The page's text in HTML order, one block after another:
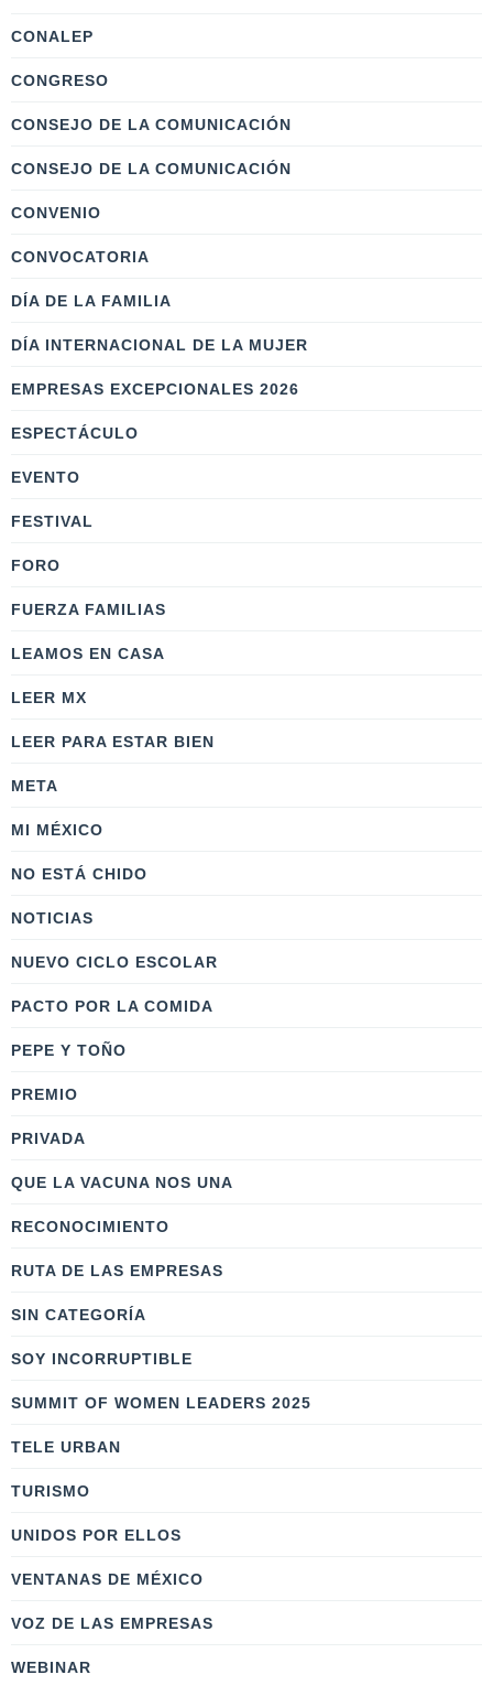
CONALEP
CONGRESO
CONSEJO DE LA COMUNICACIÓN
CONSEJO DE LA COMUNICACIÓN
CONVENIO
CONVOCATORIA
DÍA DE LA FAMILIA
DÍA INTERNACIONAL DE LA MUJER
EMPRESAS EXCEPCIONALES 2026
ESPECTÁCULO
EVENTO
FESTIVAL
FORO
FUERZA FAMILIAS
LEAMOS EN CASA
LEER MX
LEER PARA ESTAR BIEN
META
MI MÉXICO
NO ESTÁ CHIDO
NOTICIAS
NUEVO CICLO ESCOLAR
PACTO POR LA COMIDA
PEPE Y TOÑO
PREMIO
PRIVADA
QUE LA VACUNA NOS UNA
RECONOCIMIENTO
RUTA DE LAS EMPRESAS
SIN CATEGORÍA
SOY INCORRUPTIBLE
SUMMIT OF WOMEN LEADERS 2025
TELE URBAN
TURISMO
UNIDOS POR ELLOS
VENTANAS DE MÉXICO
VOZ DE LAS EMPRESAS
WEBINAR